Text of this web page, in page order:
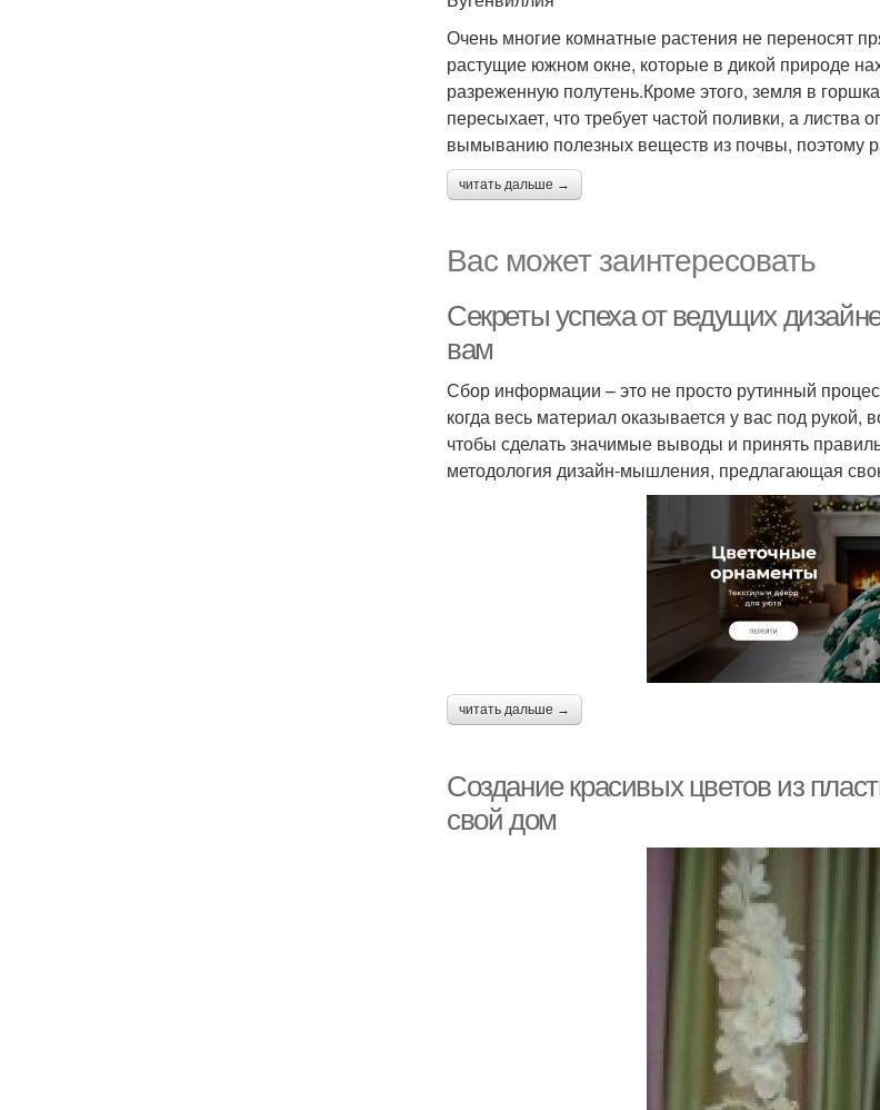
Очень многие комнатные растения не переносят
растущие южном окне, которые в дикой природе
разреженную полутень.Кроме этого, земля в
пересыхает, что требует частой поливки, а
вымыванию полезных веществ из почвы, поэтому
читать дальше →
Вас может заинтересовать
Секреты успеха от ведущих
вам
Сбор информации – это не просто рутинный
когда весь материал оказывается у вас под рукой,
чтобы сделать значимые выводы и принять
методология дизайн-мышления, предлагающая
читать дальше →
Создание красивых цветов из
свой дом